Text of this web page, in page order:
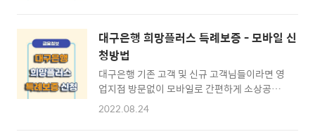
들은 비밀번호 오류 해제 및 비밀번호 신규 등록
이 가능한데요. 본문 내용을 통해 알아보도록 하
겠습니다. ※ [목차] 대구은행 비밀번호 해제/변
경 ⊙ 1. 비밀번호 오류 해제방법 ☜ ⊙ 2. 비밀
번호 해제/변경 준비하기 ☜ ⊙ 3. 비밀번호 해
제/변경 따라하기 ☜ 대구은행 비밀번호 오류
대구은행 희망플러스 특례보증 - 모바일 신
청방법
대구은행 기존 고객 및 신규 고객님들이라면 영
업지점 방문없이 모바일로 간편하게 소상공인
긴급 경영 안정자금 "희망플러스 특례보증" 신
2022.08.24